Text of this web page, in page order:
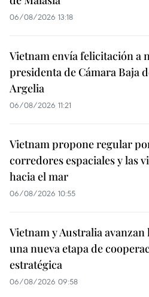
06/08/2026 13:18
Vietnam envía felicitación a
presidenta de Cámara Baja
Argelia
06/08/2026 11:21
Vietnam propone regular
corredores espaciales y las
hacia el mar
06/08/2026 10:55
Vietnam y Australia avanzan
una nueva etapa de
estratégica
06/08/2026 09:58